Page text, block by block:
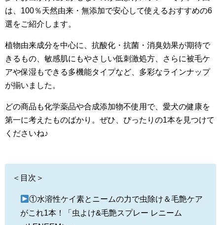
は、100％天然由来・無添加で安心して使えるおすすめの6
選をご紹介します。
植物由来成分を中心に、抗酸化・抗菌・消臭効果が期待で
きるもの、敏感肌にもやさしい低刺激処方、さらに被毛ケ
アや保湿もできる多機能タイプなど、多彩なラインナップ
が揃いました。
どの商品も化学薬品や合成添加物不使用で、愛犬の健康を
第一に考えたものばかり。ぜひ、ぴったりの1本を見つけて
くださいね♪
＜目次＞
①水溶性ケイ素とニームの力で虫除け＆毛艶ケア
がこれ1本！「虫よけ&毛艶スプレー レニーム